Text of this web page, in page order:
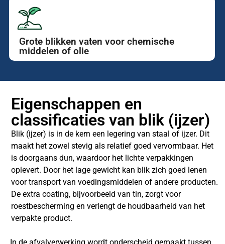
Grote blikken vaten voor chemische
middelen of olie
Eigenschappen en
classificaties van blik (ijzer)
Blik (ijzer) is in de kern een legering van staal of ijzer. Dit
maakt het zowel stevig als relatief goed vervormbaar. Het
is doorgaans dun, waardoor het lichte verpakkingen
oplevert. Door het lage gewicht kan blik zich goed lenen
voor transport van voedingsmiddelen of andere producten.
De extra coating, bijvoorbeeld van tin, zorgt voor
roestbescherming en verlengt de houdbaarheid van het
verpakte product.